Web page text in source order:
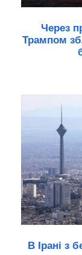
Через
Трампом
В Ірані з